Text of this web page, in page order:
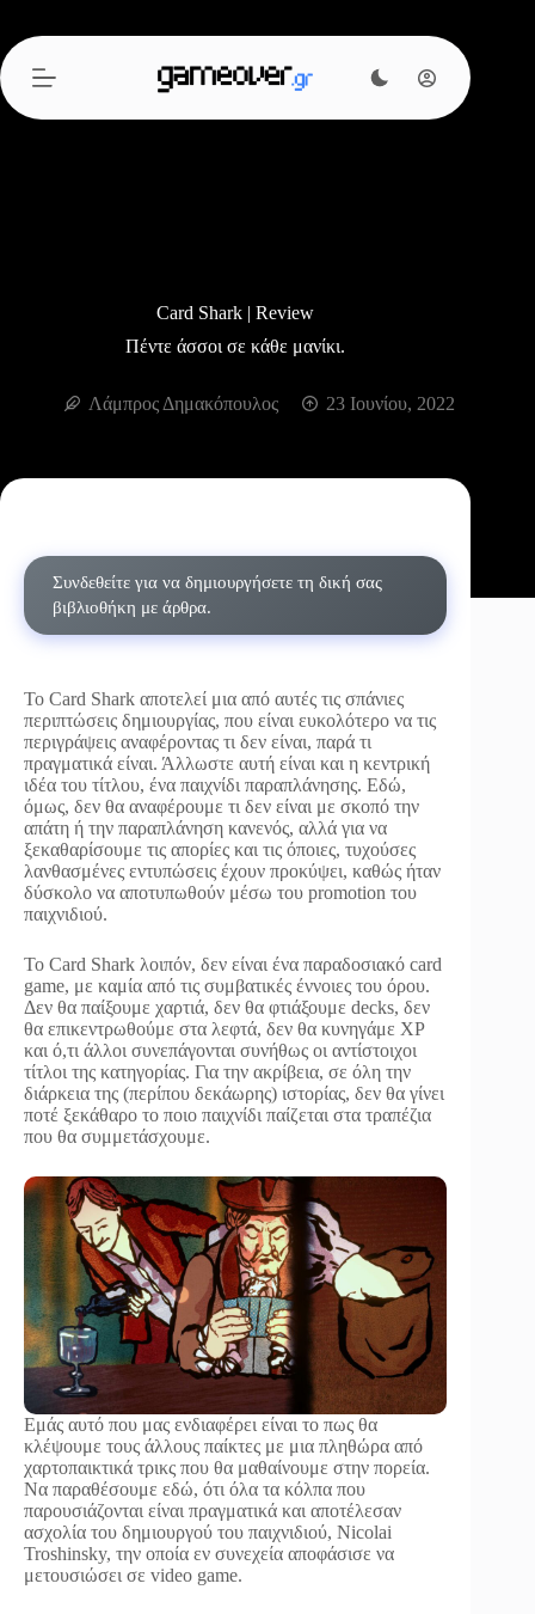
περιεχόμενο
Card Shark | Review
Πέντε άσσοι σε κάθε μανίκι.
Λάμπρος Δημακόπουλος 23 Ιουνίου, 2022
Συνδεθείτε για να δημιουργήσετε τη δική σας
βιβλιοθήκη με άρθρα.
Το Card Shark αποτελεί μια από αυτές τις σπάνιες
περιπτώσεις δημιουργίας, που είναι ευκολότερο να τις
περιγράψεις αναφέροντας τι δεν είναι, παρά τι
πραγματικά είναι. Άλλωστε αυτή είναι και η κεντρική
ιδέα του τίτλου, ένα παιχνίδι παραπλάνησης. Εδώ,
όμως, δεν θα αναφέρουμε τι δεν είναι με σκοπό την
απάτη ή την παραπλάνηση κανενός, αλλά για να
ξεκαθαρίσουμε τις απορίες και τις όποιες, τυχούσες
λανθασμένες εντυπώσεις έχουν προκύψει, καθώς ήταν
δύσκολο να αποτυπωθούν μέσω του promotion του
παιχνιδιού.
Το Card Shark λοιπόν, δεν είναι ένα παραδοσιακό card
game, με καμία από τις συμβατικές έννοιες του όρου.
Δεν θα παίξουμε χαρτιά, δεν θα φτιάξουμε decks, δεν
θα επικεντρωθούμε στα λεφτά, δεν θα κυνηγάμε XP
και ό,τι άλλοι συνεπάγονται συνήθως οι αντίστοιχοι
τίτλοι της κατηγορίας. Για την ακρίβεια, σε όλη την
διάρκεια της (περίπου δεκάωρης) ιστορίας, δεν θα γίνει
ποτέ ξεκάθαρο το ποιο παιχνίδι παίζεται στα τραπέζια
που θα συμμετάσχουμε.
Εμάς αυτό που μας ενδιαφέρει είναι το πως θα
κλέψουμε τους άλλους παίκτες με μια πληθώρα από
χαρτοπαικτικά τρικς που θα μαθαίνουμε στην πορεία.
Να παραθέσουμε εδώ, ότι όλα τα κόλπα που
παρουσιάζονται είναι πραγματικά και αποτέλεσαν
ασχολία του δημιουργού του παιχνιδιού, Nicolai
Troshinsky, την οποία εν συνεχεία αποφάσισε να
μετουσιώσει σε video game.